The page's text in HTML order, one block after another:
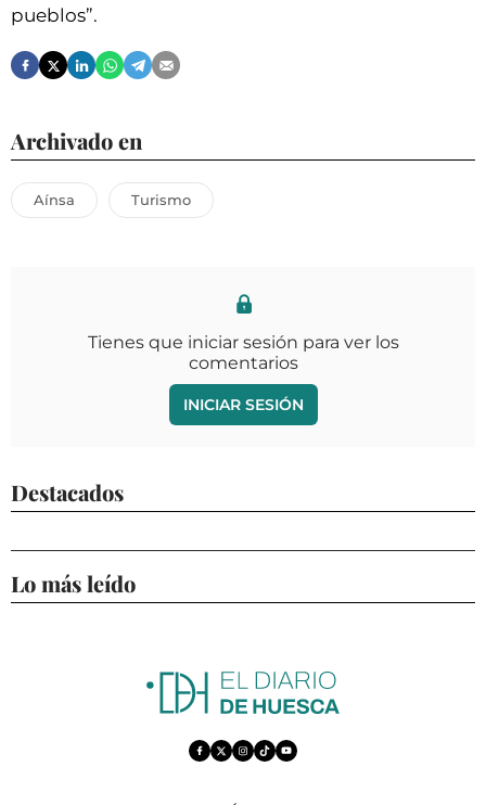
pueblos”.
Archivado en
Aínsa Turismo
Tienes que iniciar sesión para ver los
comentarios
INICIAR SESIÓN
Destacados
Lo más leído